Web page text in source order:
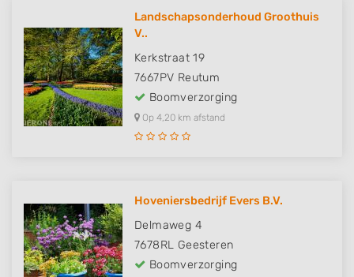
Landschapsonderhoud Groothuis
V..
Kerkstraat 19
7667PV Reutum
Boomverzorging
Op 4,20 km afstand
Hoveniersbedrijf Evers B.V.
Delmaweg 4
7678RL Geesteren
Boomverzorging